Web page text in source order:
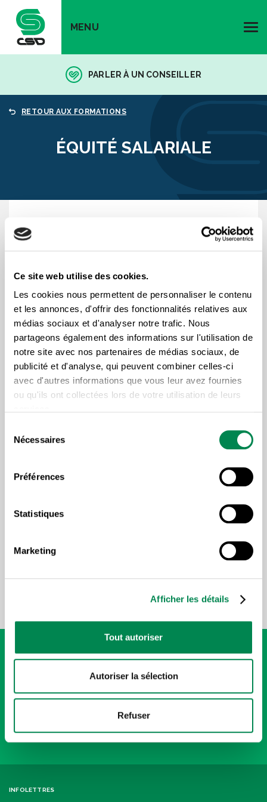
Ce site web utilise des cookies.
Les cookies nous permettent de personnaliser le contenu
et les annonces, d'offrir des fonctionnalités relatives aux
médias sociaux et d'analyser notre trafic. Nous
partageons également des informations sur l'utilisation de
notre site avec nos partenaires de médias sociaux, de
publicité et d'analyse, qui peuvent combiner celles-ci
avec d'autres informations que vous leur avez fournies
ou qu'ils ont collectées lors de votre utilisation de leurs
Nécessaires
Préférences
Statistiques
Marketing
Afficher les détails
Tout autoriser
Autoriser la sélection
Refuser
MENU
PARLER À UN CONSEILLER
RETOUR AUX FORMATIONS
ÉQUITÉ SALARIALE
intéressées par le processus d’équité salariale. Elle
permet de démystifier le concept de l’équité salariale
en abordant les concept-clés et les fondements de
la Loi sur l’équité salariale, les grandes étapes d’un
exercice, et les éléments les plus importants à
surveiller dans votre rôle syndical.
Dates et lieux de la
formation
Politique de confidentialité
INFOLETTRES